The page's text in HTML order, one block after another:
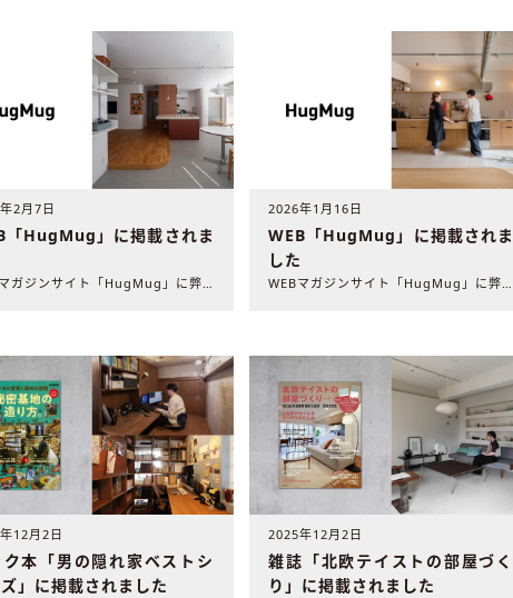
2月7日
「HugMug」に掲載されま
WEBマガジンサイト「HugMug」に弊社の施工事例が掲載さ..
2026年1月16日
WEB「HugMug」に掲載されま
した
WEBマガジンサイト「HugMug」に弊社の施工事例が掲載さ..
12月2日
ク本「男の隠れ家ベストシ
」に掲載されました
2025年12月2日
雑誌「北欧テイストの部屋づく
り」に掲載されました